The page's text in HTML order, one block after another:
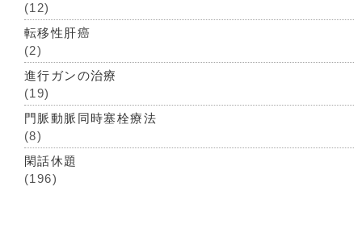
(12)
転移性肝癌
(2)
進行ガンの治療
(19)
門脈動脈同時塞栓療法
(8)
閑話休題
(196)